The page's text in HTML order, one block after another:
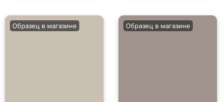
Образец в магазине Образец в магазине